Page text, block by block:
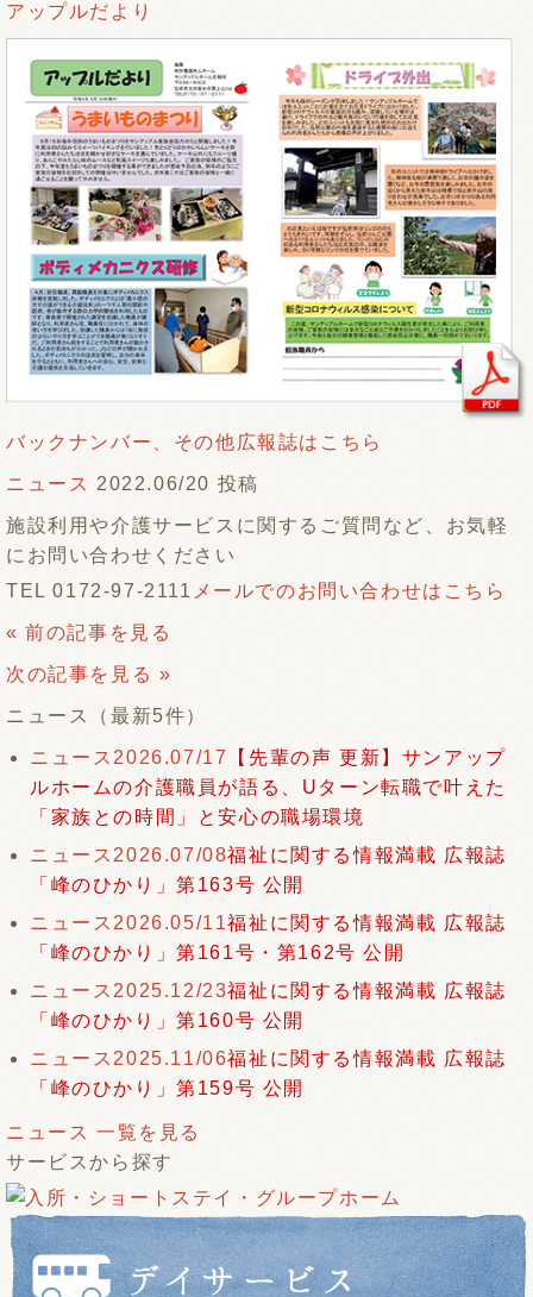
アップルだより
バックナンバー、その他広報誌はこちら
ニュース 2022.06/20 投稿
施設利用や介護サービスに関するご質問など、お気軽
にお問い合わせください
TEL 0172-97-2111 メールでのお問い合わせはこちら
« 前の記事を見る
次の記事を見る »
ニュース（最新5件）
ニュース2026.07/17
【先輩の声 更新】サンアップ
ルホームの介護職員が語る、Uターン転職で叶えた
「家族との時間」と安心の職場環境
ニュース2026.07/08福祉に関する情報満載 広報誌
「峰のひかり」第163号 公開
ニュース2026.05/11福祉に関する情報満載 広報誌
「峰のひかり」第161号・第162号 公開
ニュース2025.12/23福祉に関する情報満載 広報誌
「峰のひかり」第160号 公開
ニュース2025.11/06福祉に関する情報満載 広報誌
「峰のひかり」第159号 公開
ニュース 一覧を見る
サービスから探す